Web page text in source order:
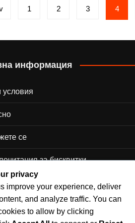
1 2 3 4
информация
се
за бисквитки
за поверителност
privacy
improve your experience, deliver
and analyze traffic. You can
to allow by clicking